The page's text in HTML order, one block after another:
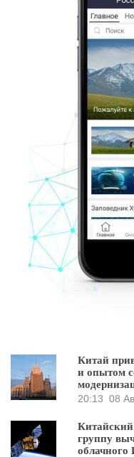
Китай
и опытом
20:13 08
Китайский
группу